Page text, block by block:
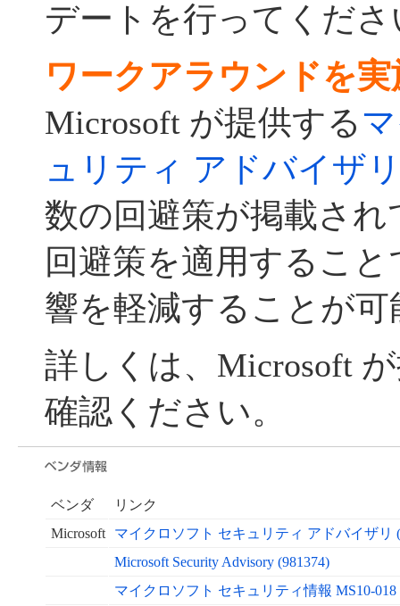
デートを行ってくださ
ワークアラウンドを
Microsoft が提供する
ュリティ アドバイザ
数の回避策が掲載さ
回避策を適用するこ
響を軽減することが可
詳しくは、Microsoft
確認ください。
ベンダ
リンク
Microsoft
マイクロソフト セキュリティ アドバイザリ
Microsoft Security Advisory (981374)
マイクロソフト セキュリティ情報 MS10-018